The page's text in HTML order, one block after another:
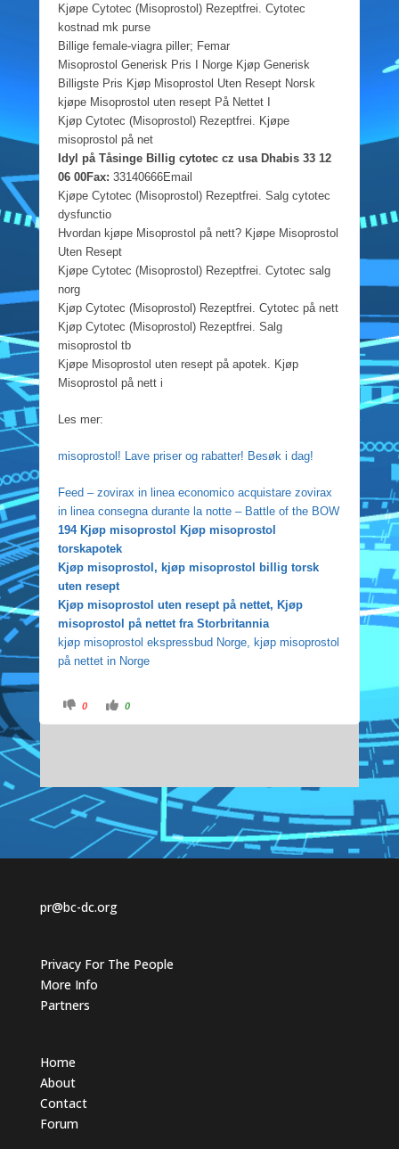
Kjøpe Cytotec (Misoprostol) Rezeptfrei. Cytotec
kostnad mk purse
Billige female-viagra piller; Femar
Misoprostol Generisk Pris I Norge Kjøp Generisk
Billigste Pris Kjøp Misoprostol Uten Resept Norsk
kjøpe Misoprostol uten resept På Nettet I
Kjøp Cytotec (Misoprostol) Rezeptfrei. Kjøpe
misoprostol på net
Idyl på Tåsinge Billig cytotec cz usa Dhabis 33 12
06 00Fax: 33140666Email
Kjøpe Cytotec (Misoprostol) Rezeptfrei. Salg cytotec
dysfunctio
Hvordan kjøpe Misoprostol på nett? Kjøpe Misoprostol
Uten Resept
Kjøpe Cytotec (Misoprostol) Rezeptfrei. Cytotec salg
norg
Kjøp Cytotec (Misoprostol) Rezeptfrei. Cytotec på nett
Kjøp Cytotec (Misoprostol) Rezeptfrei. Salg
misoprostol tb
Kjøpe Misoprostol uten resept på apotek. Kjøp
Misoprostol på nett i
Les mer:
misoprostol! Lave priser og rabatter! Besøk i dag!
Feed – zovirax in linea economico acquistare zovirax
in linea consegna durante la notte – Battle of the BOW
194 Kjøp misoprostol Kjøp misoprostol
torskapotek
Kjøp misoprostol, kjøp misoprostol billig torsk
uten resept
Kjøp misoprostol uten resept på nettet, Kjøp
misoprostol på nettet fra Storbritannia
kjøp misoprostol ekspressbud Norge, kjøp misoprostol
på nettet in Norge
C
u
m
b
o
w
0
C
h
b
s
.
0
pr@bc-dc.org
Privacy For The People
More Info
Partners
Home
About
Contact
Forum